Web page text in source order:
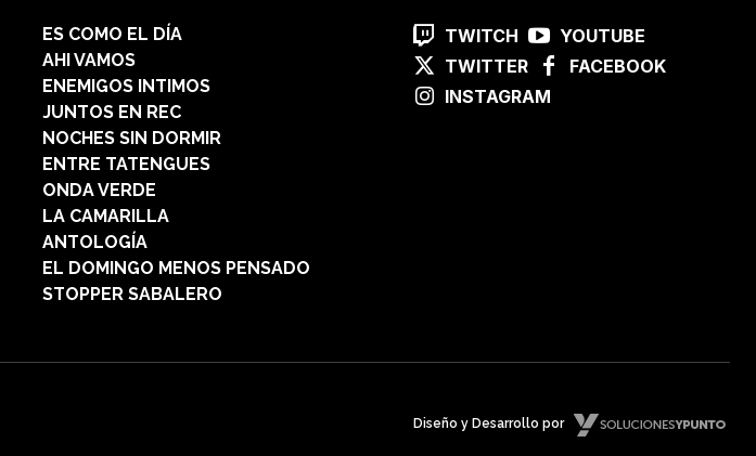
ES COMO EL DÍA
AHI VAMOS
ENEMIGOS INTIMOS
JUNTOS EN REC
NOCHES SIN DORMIR
ENTRE TATENGUES
ONDA VERDE
LA CAMARILLA
ANTOLOGÍA
EL DOMINGO MENOS PENSADO
STOPPER SABALERO
TWITCH
YOUTUBE
TWITTER
FACEBOOK
INSTAGRAM
Diseño y Desarrollo por